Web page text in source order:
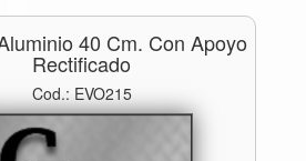
40 Cm. Con Apoyo
Rectificado
Cod.: EVO215